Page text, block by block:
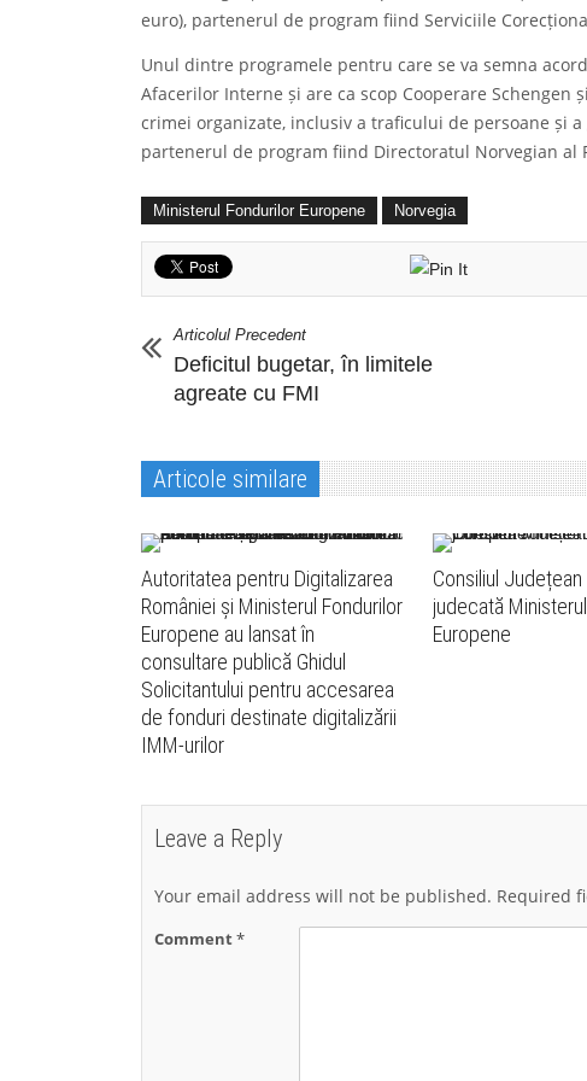
euro), partenerul de program fiind Serviciile
Unul dintre programele pentru care se va semna
Afacerilor Interne și are ca scop Cooperare
crimei organizate, inclusiv a traficului de persoane și
partenerul de program fiind Directoratul Norvegian al
Ministerul Fondurilor Europene Norvegia
Articolul Precedent
Deficitul bugetar, în limitele
agreate cu FMI
Articole similare
Autoritatea pentru Digitalizarea
României și Ministerul Fondurilor
Europene au lansat în
consultare publică Ghidul
Solicitantului pentru accesarea
de fonduri destinate digitalizării
IMM-urilor
Consiliul
judecată
Europene
Leave a Reply
Your email address will not be published. Required
Comment*